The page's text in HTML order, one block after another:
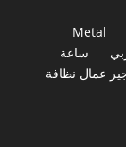
Metal
ساعة
عمال نظافة